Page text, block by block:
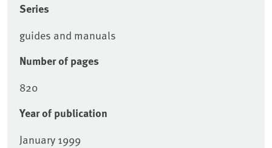
Series
guides and manuals
Number of pages
820
Year of publication
January 1999